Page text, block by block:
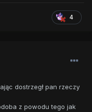
4
dostrzegł pan rzeczy
z powodu tego jak